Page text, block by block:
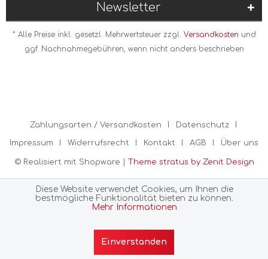
Newsletter
* Alle Preise inkl. gesetzl. Mehrwertsteuer zzgl. Versandkosten und
ggf. Nachnahmegebühren, wenn nicht anders beschrieben
Zahlungsarten / Versandkosten Datenschutz
Impressum Widerrufsrecht Kontakt AGB Über uns
© Realisiert mit Shopware | Theme stratus by Zenit Design
Diese Website verwendet Cookies, um Ihnen die
bestmögliche Funktionalität bieten zu können.
Mehr Informationen
Einverstanden